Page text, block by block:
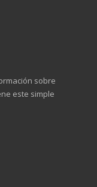
sobre
este simple